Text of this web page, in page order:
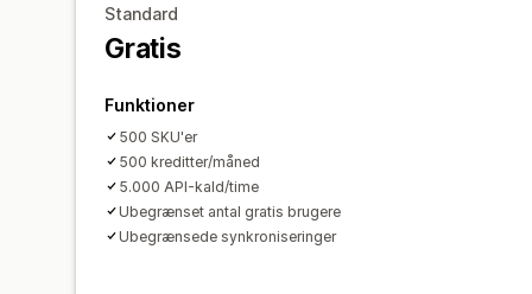
Standard
Gratis
Funktioner
500 SKU'er
500 kreditter/måned
5.000 API-kald/time
Ubegrænset antal gratis brugere
Ubegrænsede synkroniseringer